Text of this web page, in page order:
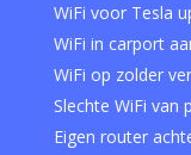
WiFi voor Tesla
WiFi in carport
WiFi op zolder
Slechte WiFi van
Eigen router